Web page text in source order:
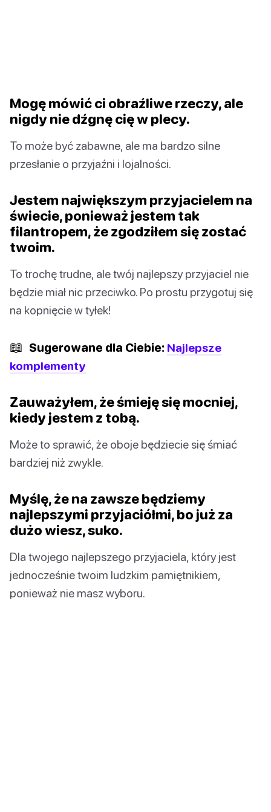
Mogę mówić ci obraźliwe rzeczy, ale
nigdy nie dźgnę cię w plecy.
To może być zabawne, ale ma bardzo silne
przesłanie o przyjaźni i lojalności.
Jestem największym przyjacielem na
świecie, ponieważ jestem tak
filantropem, że zgodziłem się zostać
twoim.
To trochę trudne, ale twój najlepszy przyjaciel nie
będzie miał nic przeciwko. Po prostu przygotuj się
na kopnięcie w tyłek!
📖 Sugerowane dla Ciebie: Najlepsze
komplementy
Zauważyłem, że śmieję się mocniej,
kiedy jestem z tobą.
Może to sprawić, że oboje będziecie się śmiać
bardziej niż zwykle.
Myślę, że na zawsze będziemy
najlepszymi przyjaciółmi, bo już za
dużo wiesz, suko.
Dla twojego najlepszego przyjaciela, który jest
jednocześnie twoim ludzkim pamiętnikiem,
ponieważ nie masz wyboru.